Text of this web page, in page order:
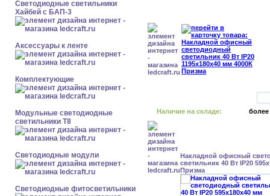
Светодиодные светильники
Хайбей с БАП-3
Аксессуары к ленте
Комплектующие
Модульные светодиодные
светильники Т8
Светодиодные модули
Светодиодные фитосветильники
Наличие на складе: более
Накладной офисный
светильник 40 Вт IP20
Призма